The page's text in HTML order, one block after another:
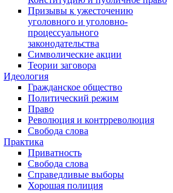
Призывы к ужесточению
уголовного и уголовно-
процессуального
законодательства
Символические акции
Теории заговора
Идеология
Гражданское общество
Политический режим
Право
Революция и контрреволюция
Свобода слова
Практика
Приватность
Свобода слова
Справедливые выборы
Хорошая полиция